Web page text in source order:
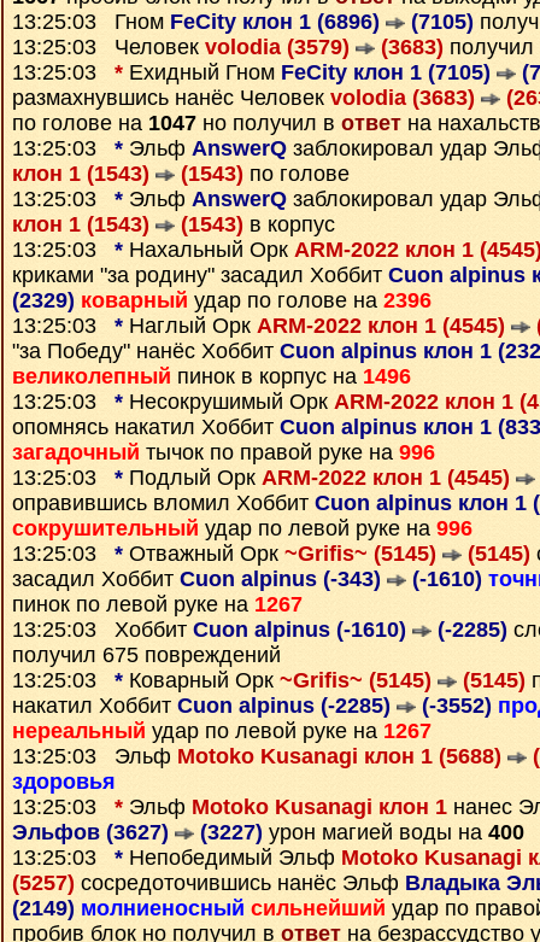
13:25:03 Гном FeCity клон 1 (6896) (7105)
13:25:03 Человек volodia (3579) (3683)
13:25:03 * Ехидный Гном FeCity клон 1 (7105)
размахнувшись нанёс Человек volodia (3683)
по голове на 1047 но получил в ответ на
13:25:03 * Эльф AnswerQ заблокировал удар
клон 1 (1543)
(1543) по голове
13:25:03 * Эльф AnswerQ заблокировал удар
клон 1 (1543)
(1543) в корпус
13:25:03 * Нахальный Орк ARM-2022 клон 1
криками "за родину" засадил Хоббит Cuon alpinus
(2329) коварный удар по голове на 2396
13:25:03 * Наглый Орк ARM-2022 клон 1 (4545)
"за Победу" нанёс Хоббит Cuon alpinus клон 1
великолепный пинок в корпус на 1496
13:25:03 * Несокрушимый Орк ARM-2022 клон 1
опомнясь накатил Хоббит Cuon alpinus клон 1
загадочный тычок по правой руке на 996
13:25:03 * Подлый Орк ARM-2022 клон 1 (4545)
оправившись вломил Хоббит Cuon alpinus клон 1
сокрушительный удар по левой руке на 996
13:25:03 * Отважный Орк ~Grifis~ (5145) (5145)
засадил Хоббит Cuon alpinus (-343) (-1610)
пинок по левой руке на 1267
13:25:03 Хоббит Cuon alpinus (-1610) (-2285)
получил 675 повреждений
13:25:03 * Коварный Орк ~Grifis~ (5145) (5145)
накатил Хоббит Cuon alpinus (-2285) (-3552)
нереальный удар по левой руке на 1267
13:25:03 Эльф Motoko Kusanagi клон 1 (5688)
здоровья
13:25:03 * Эльф Motoko Kusanagi клон 1 нанес
Эльфов (3627)
(3227) урон магией воды на 400
13:25:03 * Непобедимый Эльф Motoko Kusanagi
(5257) сосредоточившись нанёс Эльф Владыка
(2149) молниеносный сильнейший удар по
пробив блок но получил в ответ на безрассудство